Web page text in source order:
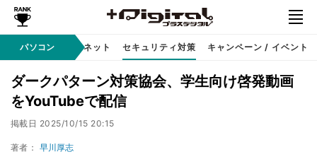
パソコン
ソフト インターネット セキュリティ対策 キャンペーン / イベント
ダークパターン対策協会、学生向け啓発動画
をYouTubeで配信
掲載日 2025/10/15 20:15
著者： 早川厚志